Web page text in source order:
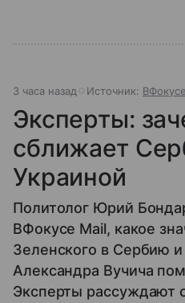
3 часа назад Источник:
Эксперты:
сближает
Украиной
Политолог Юрий
ВФокусе Mail, какое
Зеленского в Сербию
Александра Вучича
Эксперты рассуждают